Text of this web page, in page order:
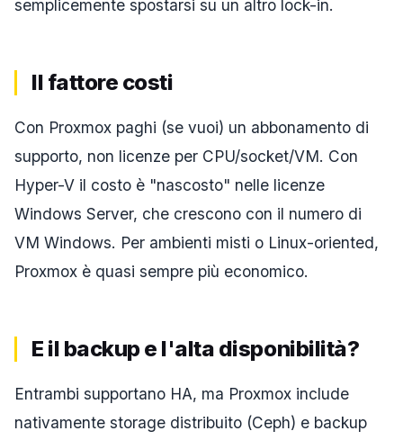
semplicemente spostarsi su un altro lock-in.
Il fattore costi
Con Proxmox paghi (se vuoi) un abbonamento di
supporto, non licenze per CPU/socket/VM. Con
Hyper-V il costo è "nascosto" nelle licenze
Windows Server, che crescono con il numero di
VM Windows. Per ambienti misti o Linux-oriented,
Proxmox è quasi sempre più economico.
E il backup e l'alta disponibilità?
Entrambi supportano HA, ma Proxmox include
nativamente storage distribuito (Ceph) e backup